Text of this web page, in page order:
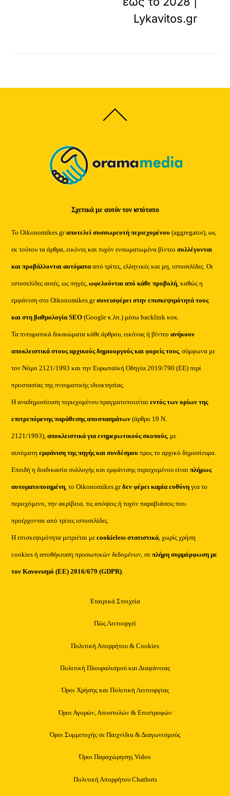
Lykavitos.gr
Back
To
Σχετικά με αυτόν τον ιστότοπο
Το Oikonomikes.grαποτελεί συσσωρευτή περιεχομένου (aggregator), ως
εκ τούτου τα άρθρα, εικόνες και τυχόν ενσωματωμένα βίντεοσυλλέγονται
και προβάλλονται αυτόματααπό τρίτες, ελληνικές και μη, ιστοσελίδες. Οι
ιστοσελίδες αυτές, ως πηγές,ωφελούνται από κάθε προβολή, καθώς η
εμφάνιση στο Oikonomikes.grσυνεισφέρει στην επισκεψιμότητά τους
και στη βαθμολογία SEO (Google κ.λπ.) μέσω backlink κοκ.
Τα πνευματικά δικαιώματα κάθε άρθρου, εικόνας ή βίντεοανήκουν
αποκλειστικά στους αρχικούς δημιουργούς και φορείς τους, σύμφωνα με
τον Νόμο 2121/1993 και την Ευρωπαϊκή Οδηγία 2019/790 (ΕΕ) περί
προστασίας της πνευματικής ιδιοκτησίας.
Η αναδημοσίευση περιεχομένου πραγματοποιείταιεντός των ορίων της
επιτρεπόμενης παράθεσης αποσπασμάτων (άρθρο 19 Ν.
2121/1993), αποκλειστικά για ενημερωτικούς σκοπούς, με
αυτόματηεμφάνιση της πηγής και συνδέσμου προς το αρχικό δημοσίευμα.
Επειδή η διαδικασία συλλογής και εμφάνισης περιεχομένου είναιπλήρως
αυτοματοποιημένη, το Oikonomikes.grδεν φέρει καμία ευθύνη για το
περιεχόμενο, την ακρίβεια, τις απόψεις ή τυχόν παραβιάσεις που
προέρχονται από τρίτες ιστοσελίδες.
Η επισκεψιμότητα μετριέται μεcookieless στατιστικά, χωρίς χρήση
cookies ή αποθήκευση προσωπικών δεδομένων, σεπλήρη συμμόρφωση με
τον Κανονισμό (ΕΕ) 2016/679 (GDPR).
Εταιρικά Στοιχεία
Πώς Λειτουργεί
Πολιτική Απορρήτου & Cookies
Πολιτική Πλουραλισμού και Διαφάνειας
Όροι Χρήσης και Πολιτική Λειτουργίας
Όροι Αγορών, Αποστολών & Επιστροφών
Όροι Συμμετοχής σε Παιχνίδια & Διαγωνισμούς
Όροι Παραχώρησης Video
Πολιτική Απορρήτου Chatbots